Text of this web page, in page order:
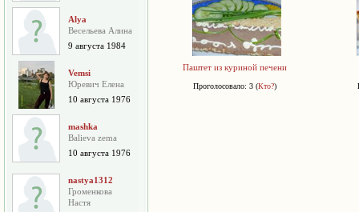
Alya
Весельева Алина
9 августа 1984
Vemsi
Юревич Елена
10 августа 1976
mashka
Balieva zema
10 августа 1976
nastya1312
Громенкова
Настя
Паштет из куриной печени
Проголосовало: 3 (Кто?)